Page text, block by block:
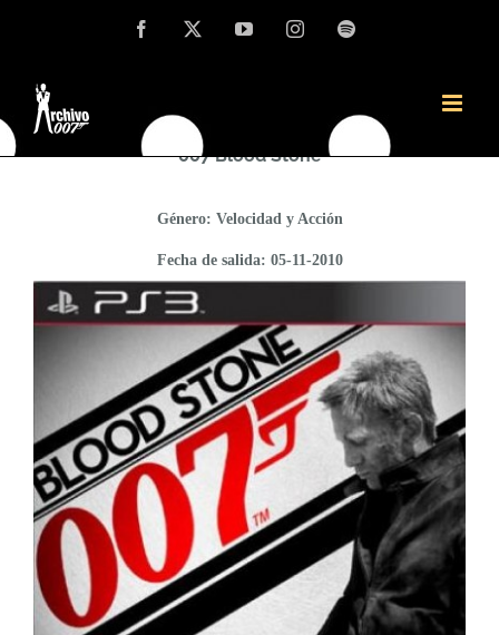
contenido
Facebook YouTubeInstagramSpotify
Bond protagonizado por Daniel Craig
007 Blood Stone
Género: Velocidad y Acción
Fecha de salida: 05-11-2010